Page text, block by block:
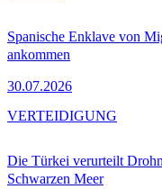
Spanische Enklave von
ankommen
30.07.2026
Die Türkei verurteilt
Schwarzen Meer
VERTEIDIGUNG